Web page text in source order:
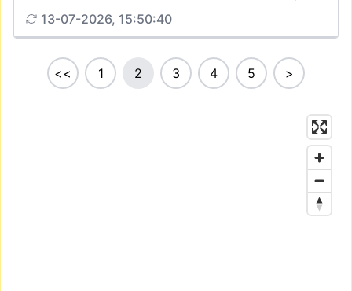
13-07-2026, 15:50:40
<< 1 2 3 4 5 >